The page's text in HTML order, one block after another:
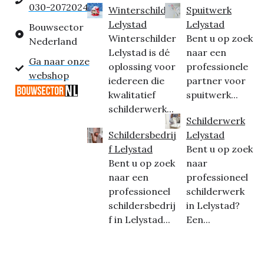
030-2072024
Bouwsector
Nederland
Ga naar onze
webshop
Winterschilder
Lelystad
Winterschilder
Lelystad is dé
oplossing voor
iedereen die
kwalitatief
schilderwerk...
Schildersbedrij
f Lelystad
Bent u op zoek
naar een
professioneel
schildersbedrij
f in Lelystad...
Spuitwerk
Lelystad
Bent u op zoek
naar een
professionele
partner voor
spuitwerk...
Schilderwerk
Lelystad
Bent u op zoek
naar
professioneel
schilderwerk
in Lelystad?
Een...